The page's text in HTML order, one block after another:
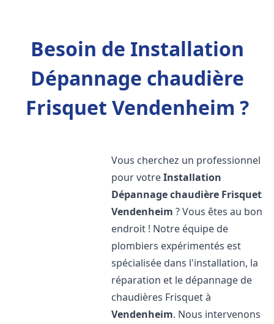
Besoin de Installation
Dépannage chaudière
Frisquet Vendenheim ?
Vous cherchez un professionnel
pour votreInstallation
Dépannage chaudière Frisquet
Vendenheim ? Vous êtes au bon
endroit ! Notre équipe de
plombiers expérimentés est
spécialisée dans l'installation, la
réparation et le dépannage de
chaudières Frisquet à
Vendenheim. Nous intervenons